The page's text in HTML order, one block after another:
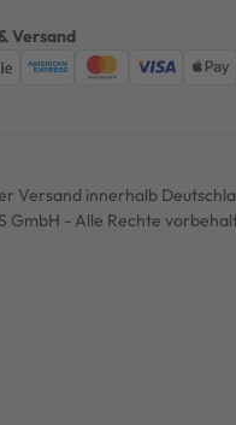
Versand
Versand innerhalb
GmbH - Alle Rechte